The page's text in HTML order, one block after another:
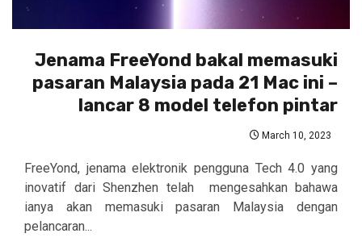
Jenama FreeYond bakal memasuki
pasaran Malaysia pada 21 Mac ini –
lancar 8 model telefon pintar
March 10, 2023
FreeYond, jenama elektronik pengguna Tech 4.0 yang
inovatif dari Shenzhen telah mengesahkan bahawa
ianya akan memasuki pasaran Malaysia dengan
pelancaran...